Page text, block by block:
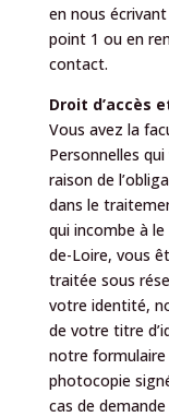
en nous
point 1 ou en
contact.
Droit d’accès
Vous avez la
Personnelles
raison de
dans le
qui incombe à
de-Loire, vous
traitée sous
votre identité,
de votre titre
notre formulaire
photocopie
cas de